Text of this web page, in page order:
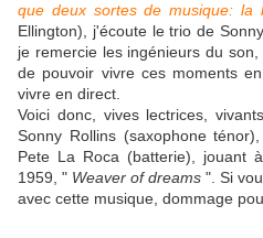
que deux sortes de musique: la
Ellington), j'écoute le trio de
je remercie les ingénieurs du
de pouvoir vivre ces moments
vivre en direct.
Voici donc, vives lectrices,
Sonny Rollins (saxophone
Pete La Roca (batterie), jouant
1959, " Weaver of dreams ". Si
avec cette musique, dommage